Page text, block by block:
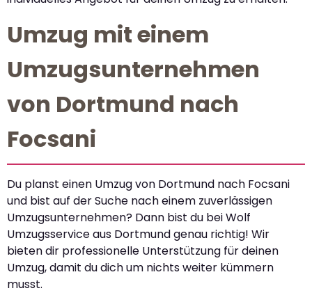
Umzug mit einem
Umzugsunternehmen
von Dortmund nach
Focsani
Du planst einen Umzug von Dortmund nach Focsani
und bist auf der Suche nach einem zuverlässigen
Umzugsunternehmen? Dann bist du bei Wolf
Umzugsservice aus Dortmund genau richtig! Wir
bieten dir professionelle Unterstützung für deinen
Umzug, damit du dich um nichts weiter kümmern
musst.